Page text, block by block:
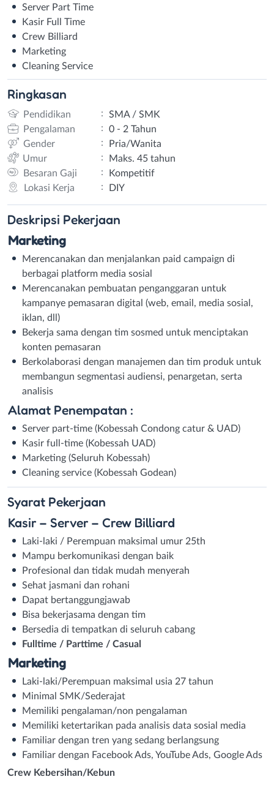
Server Part Time
Kasir Full Time
Crew Billiard
Marketing
Cleaning Service
Ringkasan
Pendidikan :
SMA / SMK
Pengalaman
:
0 - 2 Tahun
Gender
:
Pria/Wanita
Umur
:
Maks. 45 tahun
Besaran Gaji
:
Kompetitif
Lokasi Kerja
: DIY
Deskripsi Pekerjaan
Marketing
Merencanakan dan menjalankan paid campaign di
berbagai platform media sosial
Merencanakan pembuatan penganggaran untuk
kampanye pemasaran digital (web, email, media sosial,
iklan, dll)
Bekerja sama dengan tim sosmed untuk menciptakan
konten pemasaran
Berkolaborasi dengan manajemen dan tim produk untuk
membangun segmentasi audiensi, penargetan, serta
analisis
Alamat Penempatan :
Server part-time (Kobessah Condong catur & UAD)
⁠Kasir full-time (Kobessah UAD)
⁠Marketing (Seluruh Kobessah)
⁠Cleaning service (Kobessah Godean)
Syarat Pekerjaan
Kasir – Server – Crew Billiard
Laki-laki / Perempuan maksimal umur 25th
Mampu berkomunikasi dengan baik
Profesional dan tidak mudah menyerah
Sehat jasmani dan rohani
Dapat bertanggungjawab
Bisa bekerjasama dengan tim
Bersedia di tempatkan di seluruh cabang
Fulltime / Parttime / Casual
Marketing
Laki-laki/Perempuan maksimal usia 27 tahun
Minimal SMK/Sederajat
Memiliki pengalaman/non pengalaman
Memiliki ketertarikan pada analisis data sosial media
Familiar dengan tren yang sedang berlangsung
Familiar dengan Facebook Ads, YouTube Ads, Google Ads
Crew Kebersihan/Kebun